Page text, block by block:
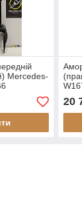
Mercedes-
20